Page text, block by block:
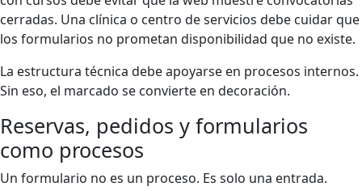
cerradas. Una clínica o centro de servicios debe cuidar que
los formularios no prometan disponibilidad que no existe.
La estructura técnica debe apoyarse en procesos internos.
Sin eso, el marcado se convierte en decoración.
Reservas, pedidos y formularios
como procesos
Un formulario no es un proceso. Es solo una entrada.